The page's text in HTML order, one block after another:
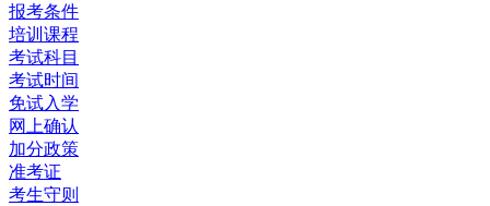
报考条件
培训课程
考试科目
考试时间
免试入学
网上确认
加分政策
准考证
考生守则